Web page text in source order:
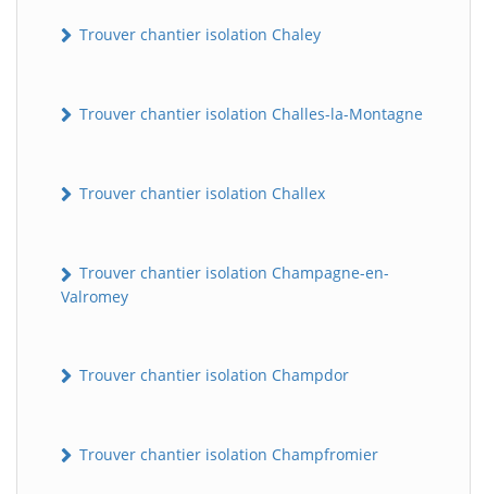
Trouver chantier isolation Chaley
Trouver chantier isolation Challes-la-Montagne
Trouver chantier isolation Challex
Trouver chantier isolation Champagne-en-
Valromey
Trouver chantier isolation Champdor
Trouver chantier isolation Champfromier